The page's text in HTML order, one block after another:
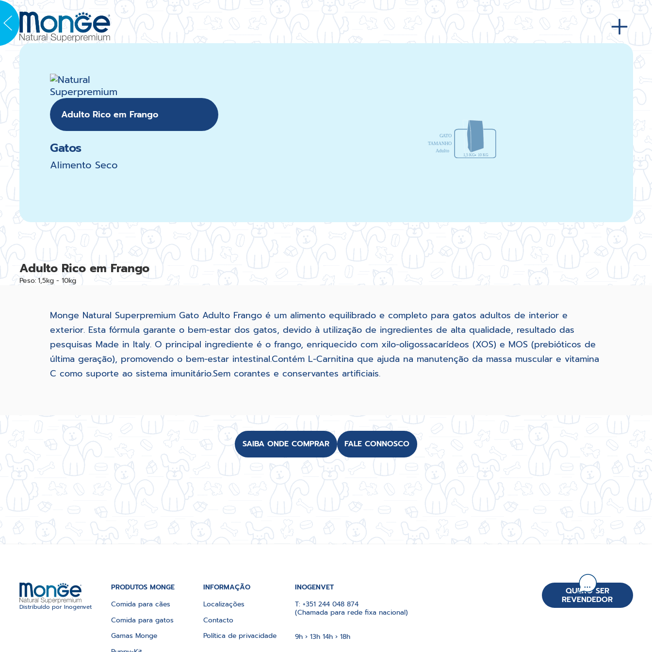
Adulto Rico em Frango
Gatos
Alimento Seco
Adulto Rico em Frango
Peso:1,5kg - 10kg
Monge Natural Superpremium Gato Adulto Frango é um alimento equilibrado e completo para gatos adultos de interior e
exterior. Esta fórmula garante o bem-estar dos gatos, devido à utilização de ingredientes de alta qualidade, resultado das
pesquisas Made in Italy. O principal ingrediente é o frango, enriquecido com xilo-oligossacarídeos (XOS) e MOS (prebióticos de
última geração), promovendo o bem-estar intestinal.Contém L-Carnitina que ajuda na manutenção da massa muscular e vitamina
C como suporte ao sistema imunitário.Sem corantes e conservantes artificiais.
SAIBA ONDE COMPRAR FALE CONNOSCO
Distribuído por Inogenvet
PRODUTOS MONGE
Comida para cães
Comida para gatos
Gamas Monge
INFORMAÇÃO
Localizações
Contacto
Política de privacidade
INOGENVET
T:+351 244 048 874
(Chamada para rede fixa nacional)
9h › 13h 14h › 18h
QUERO SER
REVENDEDOR